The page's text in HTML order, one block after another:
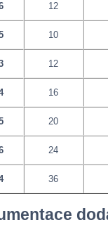
12
10
12
16
20
24
36